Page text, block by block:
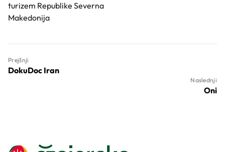
turizem Republike Severna
Makedonija
Prejšnji
DokuDoc Iran
Naslednji
Oni